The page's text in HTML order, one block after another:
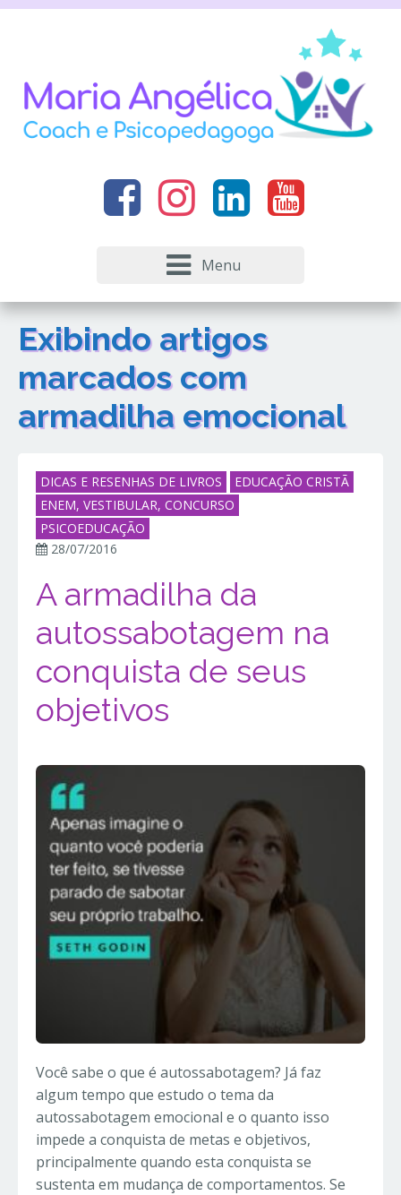
Menu
Exibindo artigos
marcados com
armadilha emocional
DICAS E RESENHAS DE LIVROS
EDUCAÇÃO CRISTÃ
ENEM, VESTIBULAR, CONCURSO
PSICOEDUCAÇÃO
28/07/2016
A armadilha da
autossabotagem na
conquista de seus
objetivos
Você sabe o que é autossabotagem? Já faz
algum tempo que estudo o tema da
autossabotagem emocional e o quanto isso
impede a conquista de metas e objetivos,
principalmente quando esta conquista se
sustenta em mudança de comportamentos. Se